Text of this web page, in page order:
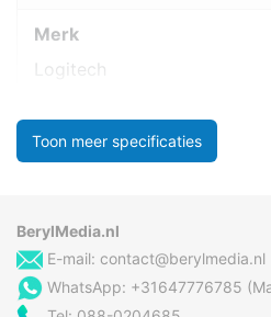
Merk
Logitech
Toon meer specificaties
BerylMedia.nl
E-mail: contact@berylmedia.nl
WhatsApp: +31647776785